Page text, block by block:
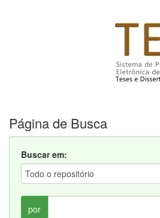
Página de Busca
Buscar em:
por